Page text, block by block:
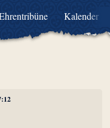
Kalender